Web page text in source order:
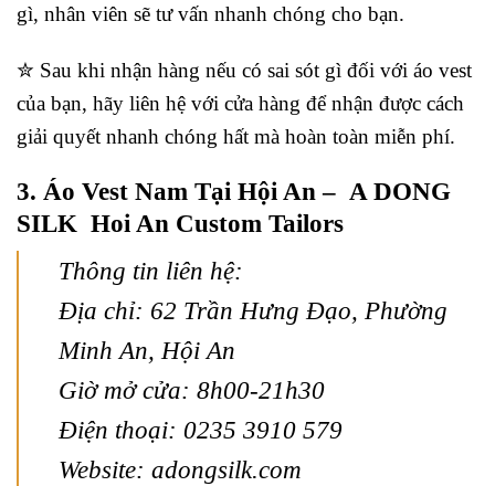
gì, nhân viên sẽ tư vấn nhanh chóng cho bạn.
✮ Sau khi nhận hàng nếu có sai sót gì đối với áo vest
của bạn, hãy liên hệ với cửa hàng để nhận được cách
giải quyết nhanh chóng hất mà hoàn toàn miễn phí.
3. Áo Vest Nam Tại Hội An – A DONG
SILK Hoi An Custom Tailors
Thông tin liên hệ:
Địa chỉ: 62 Trần Hưng Đạo, Phường
Minh An, Hội An
Giờ mở cửa: 8h00-21h30
Điện thoại: 0235 3910 579
Website: adongsilk.com